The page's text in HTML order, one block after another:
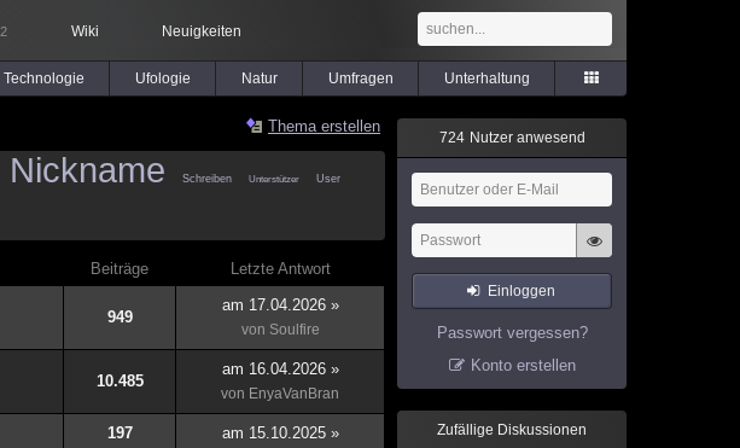
2 Wiki Neuigkeiten
Technologie Ufologie Natur Umfragen Unterhaltung
Thema erstellen
Nickname Schreiben Unterstützer User
Beiträge
Letzte Antwort
949
am 17.04.2026 »
von Soulfire
10.485
am 16.04.2026 »
von EnyaVanBran
197 am 15.10.2025 »
724 Nutzer anwesend
Einloggen
Passwort vergessen?
Konto erstellen
Zufällige Diskussionen